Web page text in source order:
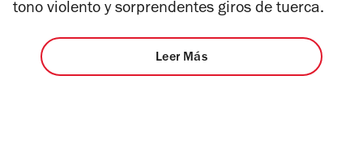
tono violento y sorprendentes giros de tuerca.
Leer Más